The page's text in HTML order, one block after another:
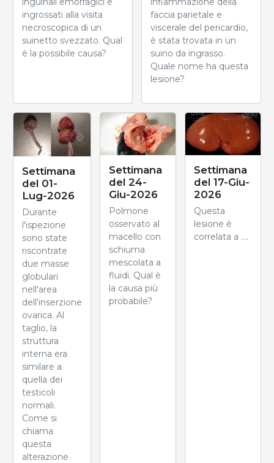
ingrossati alla visita
necroscopica di un
suinetto svezzato. Qual
è la possibile causa?
faccia parietale e
viscerale del pericardio,
è stata trovata in un
suino da ingrasso.
Quale nome ha questa
lesione?
Settimana
del 01-
Lug-2026
Durante
l'ispezione
sono state
riscontrate
due masse
globulari
nell'area
dell'inserzione
ovarica. Al
taglio, la
struttura
interna era
similare a
quella dei
testicoli
normali.
Come si
chiama
questa
alterazione
Settimana
del 24-
Giu-2026
Polmone
osservato al
macello con
schiuma
mescolata a
fluidi. Qual è
la causa più
probabile?
Settimana
del 17-Giu-
2026
Questa
lesione è
correlata a ....